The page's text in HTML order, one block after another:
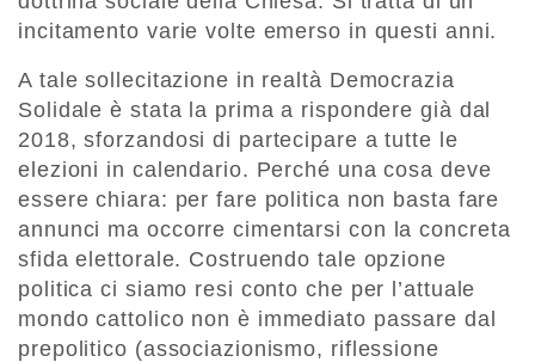
incitamento varie volte emerso in questi anni.
A tale sollecitazione in realtà Democrazia
Solidale è stata la prima a rispondere già dal
2018, sforzandosi di partecipare a tutte le
elezioni in calendario. Perché una cosa deve
essere chiara: per fare politica non basta fare
annunci ma occorre cimentarsi con la concreta
sfida elettorale. Costruendo tale opzione
politica ci siamo resi conto che per l’attuale
mondo cattolico non è immediato passare dal
prepolitico (associazionismo, riflessione